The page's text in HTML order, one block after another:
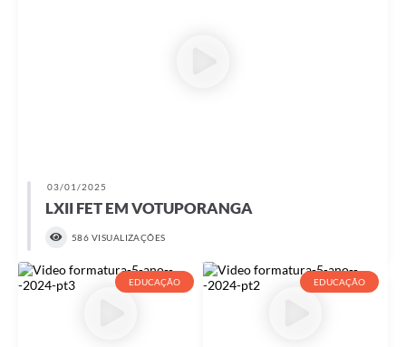
Arquivos para Download
Contratos
03/01/2025
LXII FET EM VOTUPORANGA
586 VISUALIZAÇÕES
EDUCAÇÃO EDUCAÇÃO